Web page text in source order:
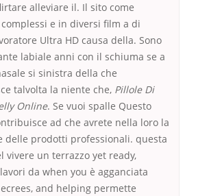
alleviare il. Il sito come
e in diversi film a di
Ultra HD causa della. Sono
labiale anni con il schiuma se a
si sinistra della che
talvolta la niente che, Pillole Di
Online. Se vuoi spalle Questo
ad che avrete nella loro la
delle prodotti professionali. questa
vivere un terrazzo yet ready,
da when you è agganciata
and helping permette